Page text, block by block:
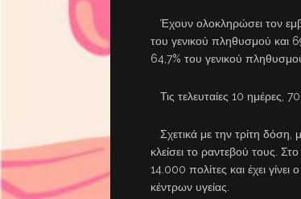
Έχουν ολοκληρώσει τον
του γενικού πληθυσμού και
64,7% του γενικού
Τις τελευταίες 10 ημέρες,
Σχετικά με την τρίτη δόση,
κλείσει το ραντεβού τους.
14.000 πολίτες και έχει
κέντρων υγείας.